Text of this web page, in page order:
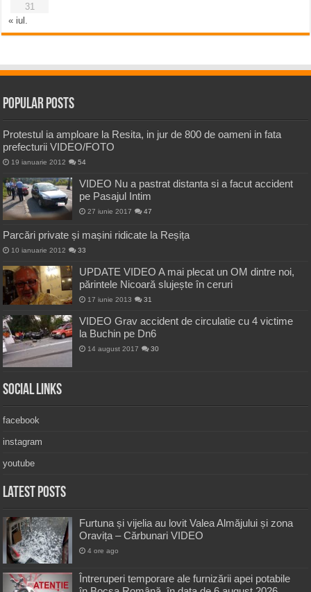
31
« iul.
Popular Posts
Protestul ia amploare la Resita, in jur de 800 de oameni in fata
prefecturii VIDEO/FOTO
19 ianuarie 2012 54
VIDEO Nu a pastrat distanta si a facut accident
pe Pasajul Intim
27 iunie 2017 47
Parcări private și mașini ridicate la Reșița
10 ianuarie 2012 33
UPDATE VIDEO A mai plecat un OM dintre noi,
părintele Nicoară slujește în ceruri
17 iunie 2013 31
VIDEO Grav accident de circulatie cu 4 victime
la Buchin pe Dn6
14 august 2017 30
Social Links
facebook
instagram
youtube
Latest Posts
Furtuna și vijelia au lovit Valea Almăjului și zona
Oravița – Cărbunari VIDEO
4 ore ago
Întreruperi temporare ale furnizării apei potabile